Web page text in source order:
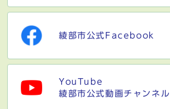
綾部市公式Facebook
YouTube
綾部市公式動画チャンネル